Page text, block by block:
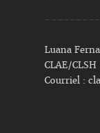
Luana
CLAE/CLSH
Courriel :